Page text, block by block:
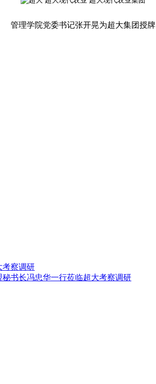
管理学院党委书记张开晃为超大集团授牌
考察调研
书长冯忠华一行莅临超大考察调研